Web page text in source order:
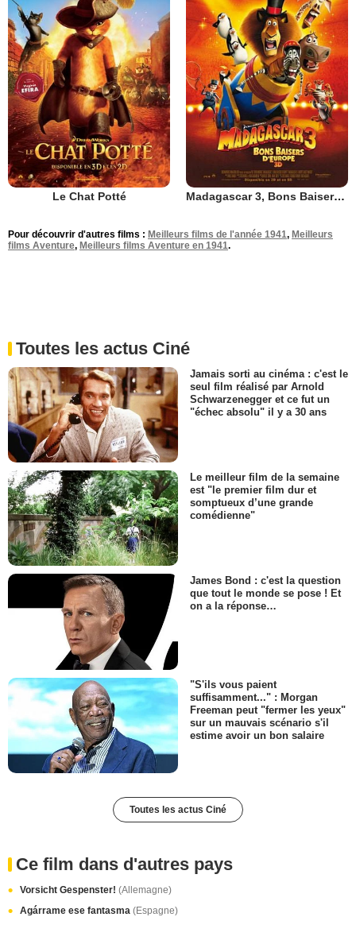
Le Chat Potté Madagascar 3, Bons Baisers D’Europe
Pour découvrir d'autres films : Meilleurs films de l'année 1941, Meilleurs
films Aventure, Meilleurs films Aventure en 1941.
Toutes les actus Ciné
Jamais sorti au cinéma : c'est le
seul film réalisé par Arnold
Schwarzenegger et ce fut un
"échec absolu" il y a 30 ans
Le meilleur film de la semaine
est "le premier film dur et
somptueux d’une grande
comédienne"
James Bond : c'est la question
que tout le monde se pose ! Et
on a la réponse…
"S'ils vous paient
suffisamment..." : Morgan
Freeman peut "fermer les yeux"
sur un mauvais scénario s'il
estime avoir un bon salaire
Toutes les actus Ciné
Ce film dans d'autres pays
Vorsicht Gespenster! (Allemagne)
Agárrame ese fantasma (Espagne)